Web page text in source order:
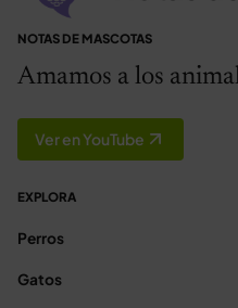
NOTAS DE MASCOTAS
Amamos a los
Ver en YouTube
EXPLORA
Perros
Gatos